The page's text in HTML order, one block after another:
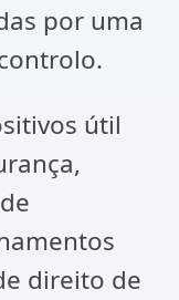
por uma
útil
direito de